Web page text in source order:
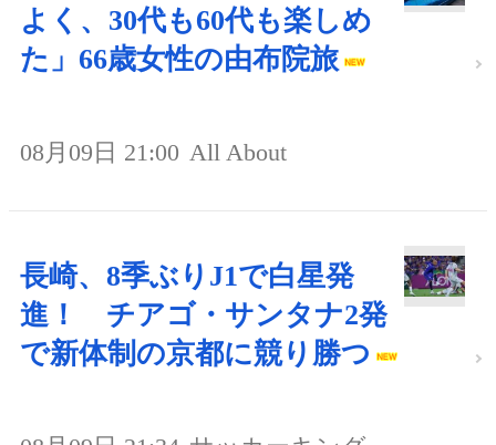
よく、30代も60代も楽しめ
た」66歳女性の由布院旅
08月09日 21:00 All About
長崎、8季ぶりJ1で白星発
進！ チアゴ・サンタナ2発
で新体制の京都に競り勝つ